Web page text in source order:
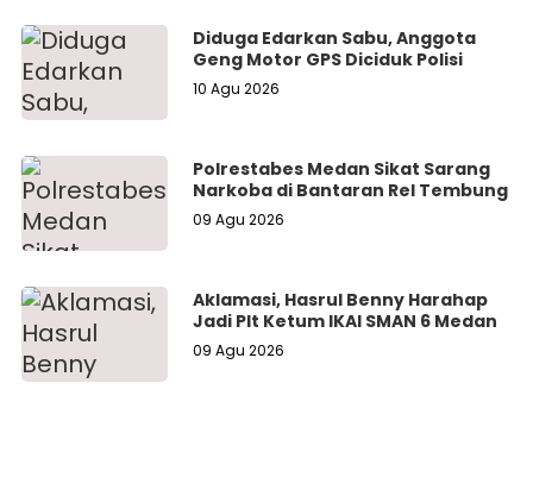
Diduga Edarkan Sabu, Anggota
Geng Motor GPS Diciduk Polisi
10 Agu 2026
Polrestabes Medan Sikat Sarang
Narkoba di Bantaran Rel Tembung
09 Agu 2026
Aklamasi, Hasrul Benny Harahap
Jadi Plt Ketum IKAl SMAN 6 Medan
09 Agu 2026